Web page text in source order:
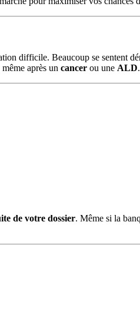
difficile. Beaucoup se sentent
même après un cancer ou une ALD.
de votre dossier. Même si la